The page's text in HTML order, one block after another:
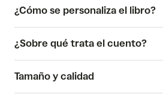
¿Cómo se personaliza el libro?
¿Sobre qué trata el cuento?
Tamaño y calidad